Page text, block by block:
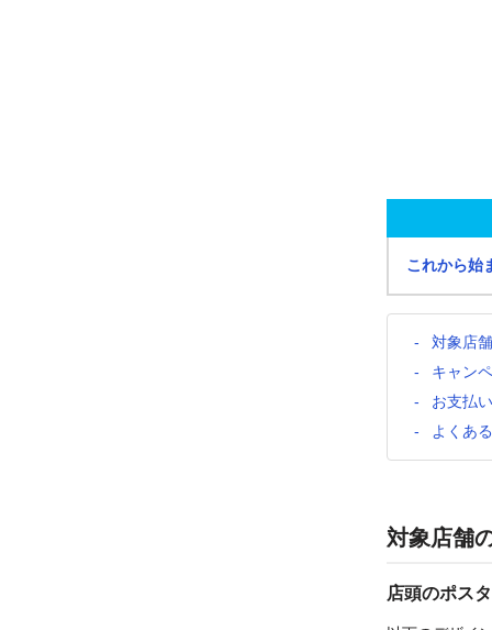
これから始
対象店
キャン
お支払
よくあ
対象店舗
店頭のポス